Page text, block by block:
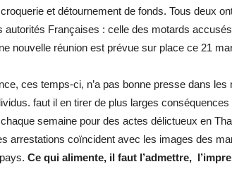
et détournement de fonds. Tous deux
autorités Françaises : celle des motards
nouvelle réunion est prévue sur place ce 21
ces temps-ci, n’a pas bonne presse dans
faut il en tirer de plus larges
semaine pour des actes délictueux en
arrestations coïncident avec les images des
Ce qui alimente, il faut l’admettre,